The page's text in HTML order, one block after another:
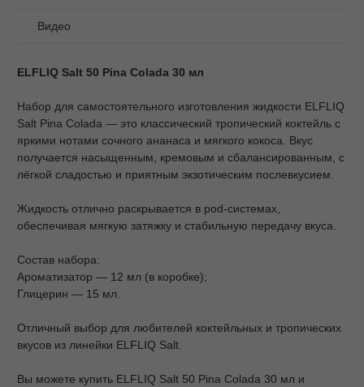
Видео
ELFLIQ Salt 50 Pina Colada 30 мл
Набор для самостоятельного изготовления жидкости ELFLIQ
Salt Pina Colada — это классический тропический коктейль с
яркими нотами сочного ананаса и мягкого кокоса. Вкус
получается насыщенным, кремовым и сбалансированным, с
лёгкой сладостью и приятным экзотическим послевкусием.
Жидкость отлично раскрывается в pod-системах,
обеспечивая мягкую затяжку и стабильную передачу вкуса.
Состав набора:
Ароматизатор — 12 мл (в коробке);
Глицерин — 15 мл.
Отличный выбор для любителей коктейльных и тропических
вкусов из линейки ELFLIQ Salt.
Вы можете купить ELFLIQ Salt 50 Pina Colada 30 мл и